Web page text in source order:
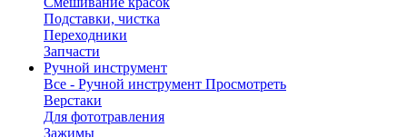
Подставки, чистка
Переходники
Запчасти
Ручной инструмент
Все - Ручной инструмент Просмотреть
Верстаки
Для фототравления
Зажимы